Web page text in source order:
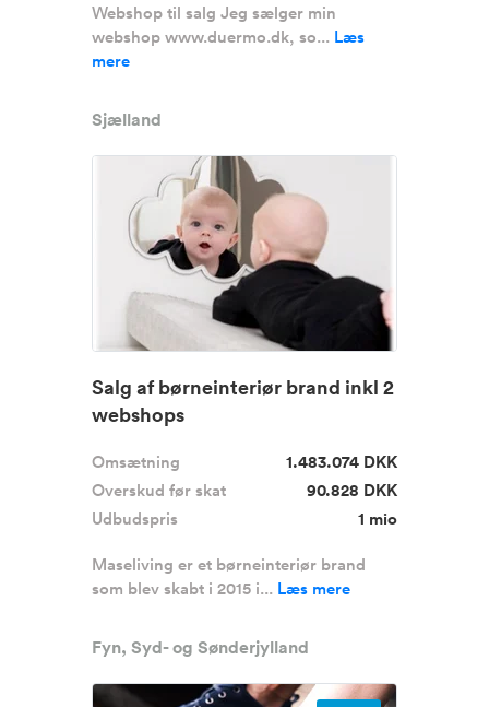
Webshop til salg Jeg sælger min
webshop www.duermo.dk, so... Læs
mere
Sjælland
Salg af børneinteriør brand inkl 2
webshops
Omsætning
1.483.074 DKK
Overskud før skat
90.828 DKK
Udbudspris
1 mio
Maseliving er et børneinteriør brand
som blev skabt i 2015 i... Læs mere
Fyn, Syd- og Sønderjylland